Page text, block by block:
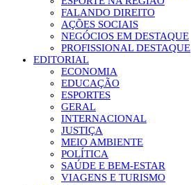
FALANDO DIREITO
AÇÕES SOCIAIS
NEGÓCIOS EM DESTAQUE
PROFISSIONAL DESTAQUE
EDITORIAL
ECONOMIA
EDUCAÇÃO
ESPORTES
GERAL
INTERNACIONAL
JUSTIÇA
MEIO AMBIENTE
POLÍTICA
SAÚDE E BEM-ESTAR
VIAGENS E TURISMO